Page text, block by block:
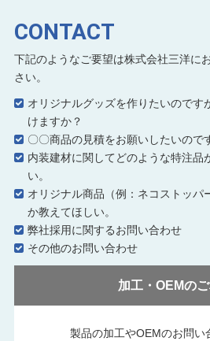
CONTACT
下記のようなご要望は株式会社三洋に
さい。
オリジナルグッズを作りたいのです
けますか？
〇〇商品の見積をお願いしたいので
内装建材に関してどのような特注品
い。
オリジナル商品（例：ネコストッパ
か教えてほしい。
弊社採用に関するお問い合わせ
その他のお問い合わせ
加工・OEMの
製品の加工やOEMのお問い